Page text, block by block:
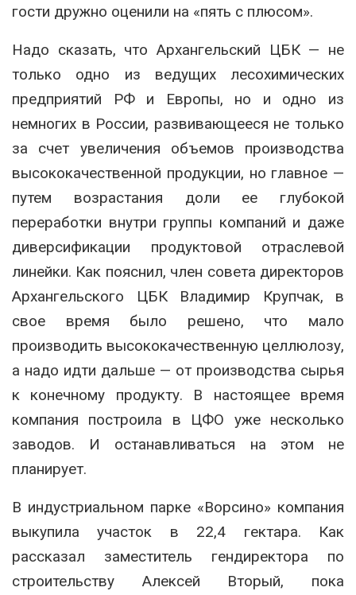
гости дружно оценили на «пять с плюсом».
Надо сказать, что Архангельский ЦБК — не
только одно из ведущих лесохимических
предприятий РФ и Европы, но и одно из
немногих в России, развивающееся не только
за счет увеличения объемов производства
высококачественной продукции, но главное —
путем возрастания доли ее глубокой
переработки внутри группы компаний и даже
диверсификации продуктовой отраслевой
линейки. Как пояснил, член совета директоров
Архангельского ЦБК Владимир Крупчак, в
свое время было решено, что мало
производить высококачественную целлюлозу,
а надо идти дальше — от производства сырья
к конечному продукту. В настоящее время
компания построила в ЦФО уже несколько
заводов. И останавливаться на этом не
планирует.
В индустриальном парке «Ворсино» компания
выкупила участок в 22,4 гектара. Как
рассказал заместитель гендиректора по
строительству Алексей Вторый, пока